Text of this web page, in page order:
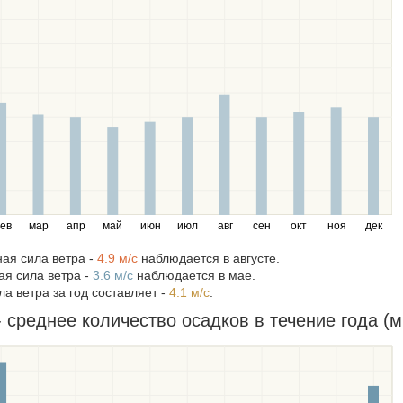
мар апр май июн июл авг сен окт ноя дек
сила ветра - 4.9 м/c наблюдается в августе.
сила ветра - 3.6 м/c наблюдается в мае.
ветра за год составляет - 4.1 м/c.
количество осадков в течение года